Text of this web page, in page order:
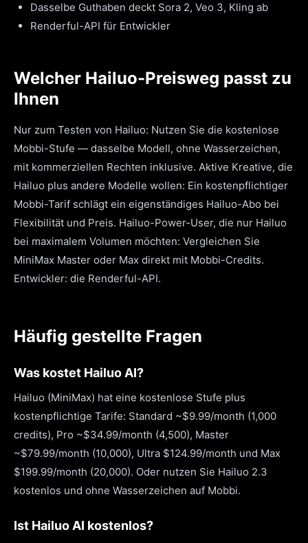
Dasselbe Guthaben deckt Sora 2, Veo 3, Kling ab
Renderful-API für Entwickler
Welcher Hailuo-Preisweg passt zu
Ihnen
Nur zum Testen von Hailuo: Nutzen Sie die kostenlose
Mobbi-Stufe — dasselbe Modell, ohne Wasserzeichen,
mit kommerziellen Rechten inklusive. Aktive Kreative, die
Hailuo plus andere Modelle wollen: Ein kostenpflichtiger
Mobbi-Tarif schlägt ein eigenständiges Hailuo-Abo bei
Flexibilität und Preis. Hailuo-Power-User, die nur Hailuo
bei maximalem Volumen möchten: Vergleichen Sie
MiniMax Master oder Max direkt mit Mobbi-Credits.
Entwickler: die Renderful-API.
Häufig gestellte Fragen
Was kostet Hailuo AI?
Hailuo (MiniMax) hat eine kostenlose Stufe plus
kostenpflichtige Tarife: Standard ~$9.99/month (1,000
credits), Pro ~$34.99/month (4,500), Master
~$79.99/month (10,000), Ultra $124.99/month und Max
$199.99/month (20,000). Oder nutzen Sie Hailuo 2.3
kostenlos und ohne Wasserzeichen auf Mobbi.
Ist Hailuo AI kostenlos?